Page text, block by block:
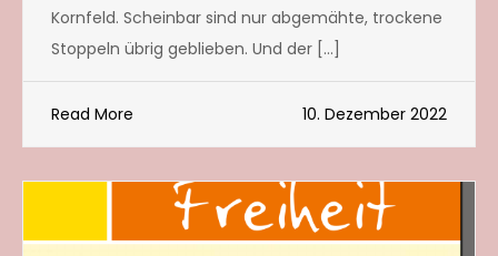
Kornfeld. Scheinbar sind nur abgemähte, trockene
Stoppeln übrig geblieben. Und der […]
Read More 10. Dezember 2022